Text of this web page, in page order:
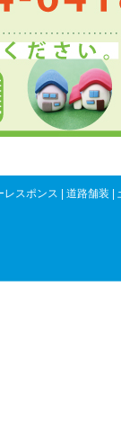
レスポンス 道路舗装